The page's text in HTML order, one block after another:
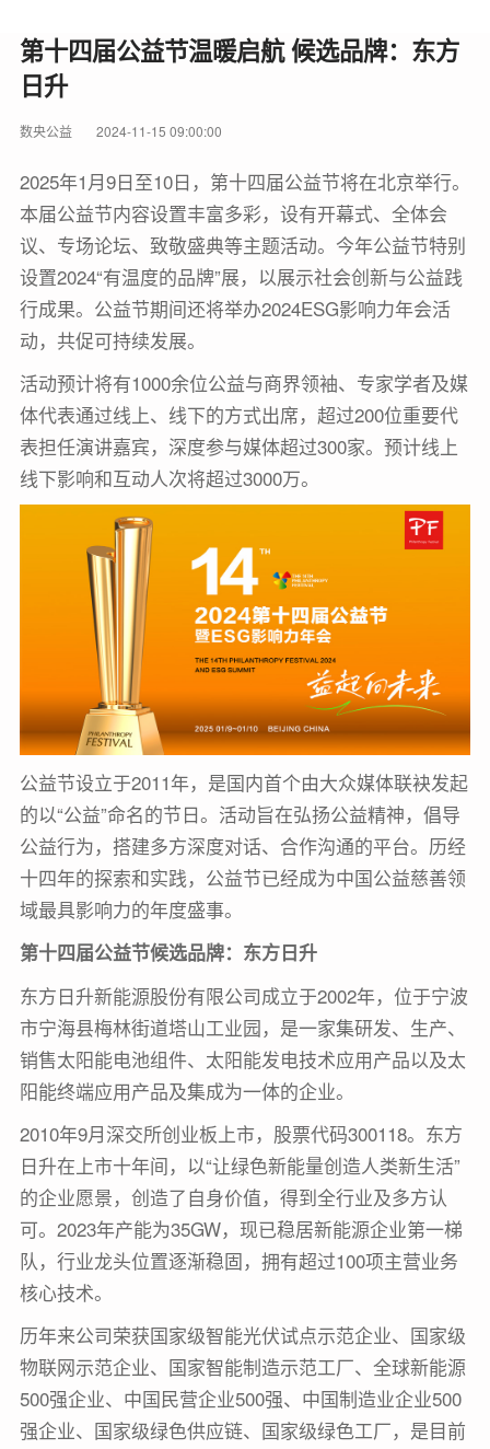
第十四届公益节温暖启航 候选品牌：东方
日升
数央公益 2024-11-15 09:00:00
2025年1月9日至10日，第十四届公益节将在北京举行。
本届公益节内容设置丰富多彩，设有开幕式、全体会
议、专场论坛、致敬盛典等主题活动。今年公益节特别
设置2024“有温度的品牌”展，以展示社会创新与公益践
行成果。公益节期间还将举办2024ESG影响力年会活
动，共促可持续发展。
活动预计将有1000余位公益与商界领袖、专家学者及媒
体代表通过线上、线下的方式出席，超过200位重要代
表担任演讲嘉宾，深度参与媒体超过300家。预计线上
线下影响和互动人次将超过3000万。
公益节设立于2011年，是国内首个由大众媒体联袂发起
的以“公益”命名的节日。活动旨在弘扬公益精神，倡导
公益行为，搭建多方深度对话、合作沟通的平台。历经
十四年的探索和实践，公益节已经成为中国公益慈善领
域最具影响力的年度盛事。
第十四届公益节候选品牌： 东方日升
东方日升新能源股份有限公司成立于2002年，位于宁波
市宁海县梅林街道塔山工业园，是一家集研发、生产、
销售太阳能电池组件、太阳能发电技术应用产品以及太
阳能终端应用产品及集成为一体的企业。
2010年9月深交所创业板上市，股票代码300118。东方
日升在上市十年间，以“让绿色新能量创造人类新生活”
的企业愿景，创造了自身价值，得到全行业及多方认
可。2023年产能为35GW，现已稳居新能源企业第一梯
队，行业龙头位置逐渐稳固，拥有超过100项主营业务
核心技术。
历年来公司荣获国家级智能光伏试点示范企业、国家级
物联网示范企业、国家智能制造示范工厂、全球新能源
500强企业、中国民营企业500强、中国制造业企业500
强企业、国家级绿色供应链、国家级绿色工厂，是目前